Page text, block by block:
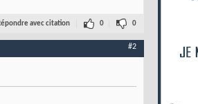
avec citation 0 0
#2